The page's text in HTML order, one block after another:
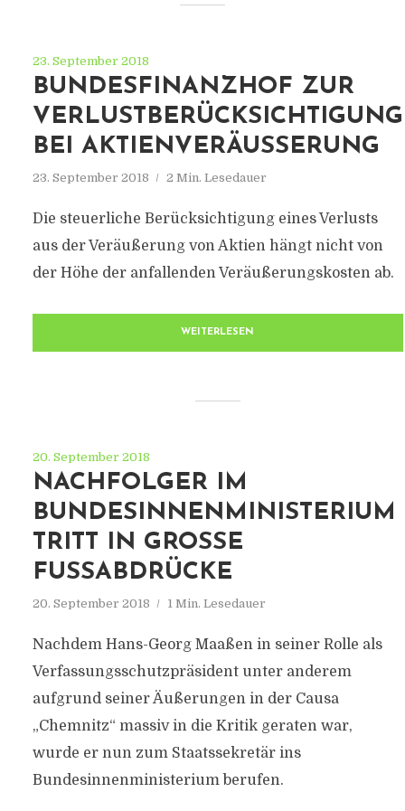
23. September 2018
BUNDESFINANZHOF ZUR
VERLUSTBERÜCKSICHTIGUNG
BEI AKTIENVERÄUSSERUNG
23. September 2018 2 Min. Lesedauer
Die steuerliche Berücksichtigung eines Verlusts
aus der Veräußerung von Aktien hängt nicht von
der Höhe der anfallenden Veräußerungskosten ab.
WEITERLESEN
20. September 2018
NACHFOLGER IM
BUNDESINNENMINISTERIUM
TRITT IN GROSSE F
USSABDRÜCKE
20. September 2018 1 Min. Lesedauer
Nachdem Hans-Georg Maaßen in seiner Rolle als
Verfassungsschutzpräsident unter anderem
aufgrund seiner Äußerungen in der Causa
„Chemnitz“ massiv in die Kritik geraten war,
wurde er nun zum Staatssekretär ins
Bundesinnenministerium berufen.